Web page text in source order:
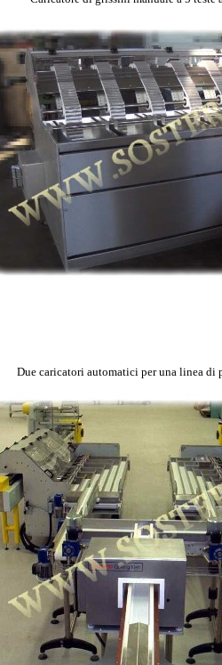
Due caricatori automatici per una linea di